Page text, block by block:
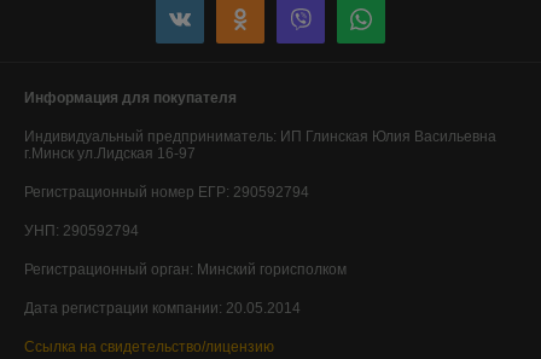
Информация для покупателя
Индивидуальный предприниматель: ИП Глинская Юлия Васильевна
г.Минск ул.Лидская 16-97
Регистрационный номер ЕГР: 290592794
УНП: 290592794
Регистрационный орган: Минский горисполком
Дата регистрации компании: 20.05.2014
Ссылка на свидетельство/лицензию